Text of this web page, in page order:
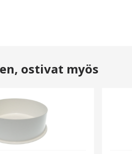
ostivat myös